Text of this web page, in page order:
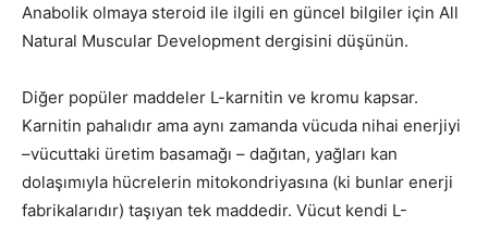
Anabolik olmaya steroid ile ilgili en güncel bilgiler için All
Natural Muscular Development dergisini düşünün.
Diğer popüler maddeler L-karnitin ve kromu kapsar.
Karnitin pahalıdır ama aynı zamanda vücuda nihai enerjiyi
–vücuttaki üretim basamağı – dağıtan, yağları kan
dolaşımıyla hücrelerin mitokondriyasına (ki bunlar enerji
fabrikalarıdır) taşıyan tek maddedir. Vücut kendi L-